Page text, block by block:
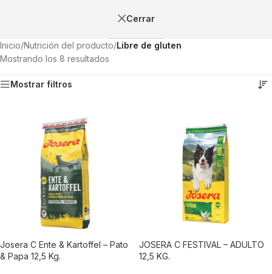
Cerrar
Inicio/Nutrición del producto/Libre de gluten
Mostrando los 8 resultados
Mostrar filtros
Josera C Ente & Kartoffel – Pato
& Papa 12,5 Kg.
JOSERA C FESTIVAL – ADULTO
12,5 KG.